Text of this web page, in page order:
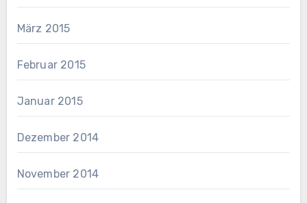
März 2015
Februar 2015
Januar 2015
Dezember 2014
November 2014